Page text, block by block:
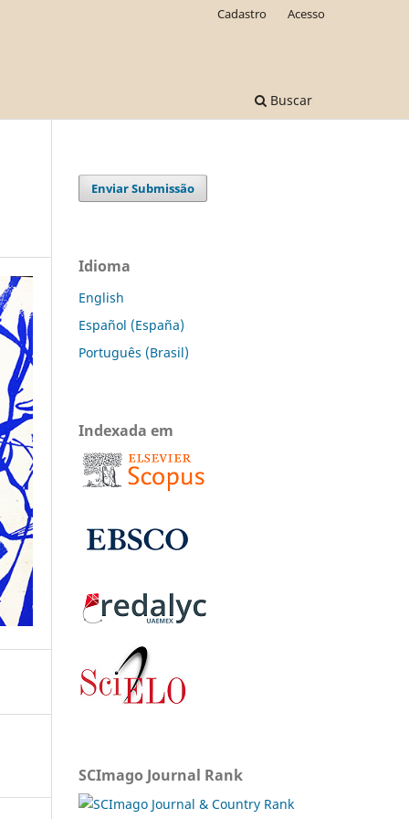
Buscar
Cadastro Acesso
Enviar Submissão
Idioma
English
Español (España)
Português (Brasil)
Indexada em
SCImago Journal Rank